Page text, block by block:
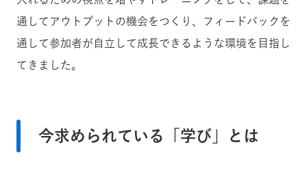
通してアウトプットの機会をつくり、フィードバックを
通して参加者が自立して成長できるような環境を目指し
てきました。
今求められている「学び」とは